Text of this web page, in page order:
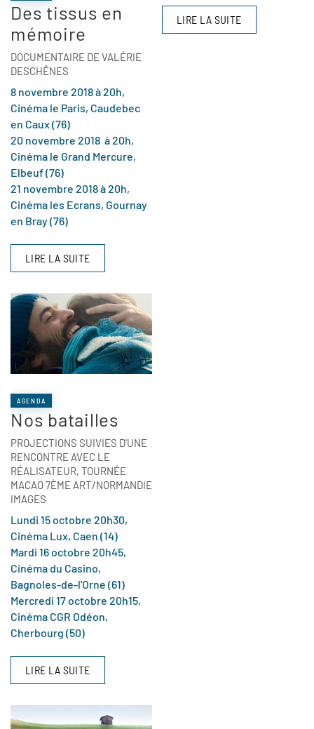
Des tissus en
mémoire
DOCUMENTAIRE DE VALÉRIE
DESCHÊNES
8 novembre 2018 à 20h,
Cinéma le Paris, Caudebec
en Caux (76)
20 novembre 2018 à 20h,
Cinéma le Grand Mercure,
Elbeuf (76)
21 novembre 2018 à 20h,
Cinéma les Ecrans, Gournay
en Bray (76)
LIRE LA SUITE
AGENDA
Nos batailles
PROJECTIONS SUIVIES D'UNE
RENCONTRE AVEC LE
RÉALISATEUR, TOURNÉE
MACAO 7ÈME ART/NORMANDIE
IMAGES
Lundi 15 octobre 20h30,
Cinéma Lux, Caen (14)
Mardi 16 octobre 20h45,
Cinéma du Casino,
Bagnoles-de-l'Orne (61)
Mercredi 17 octobre 20h15,
Cinéma CGR Odéon,
Cherbourg (50)
LIRE LA SUITE
LIRE LA SUITE